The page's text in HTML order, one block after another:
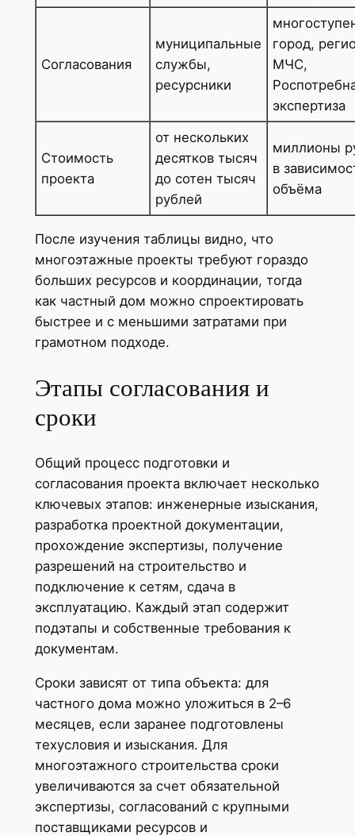
Согласования
муниципальные
службы,
ресурсники
город,
МЧС,
экспертиза
Стоимость
проекта
от нескольких
десятков тысяч
до сотен тысяч
рублей
миллионы
в
объёма
После изучения таблицы видно, что
многоэтажные проекты требуют гораздо
больших ресурсов и координации, тогда
как частный дом можно спроектировать
быстрее и с меньшими затратами при
грамотном подходе.
Этапы согласования и
сроки
Общий процесс подготовки и
согласования проекта включает несколько
ключевых этапов: инженерные изыскания,
разработка проектной документации,
прохождение экспертизы, получение
разрешений на строительство и
подключение к сетям, сдача в
эксплуатацию. Каждый этап содержит
подэтапы и собственные требования к
документам.
Сроки зависят от типа объекта: для
частного дома можно уложиться в 2–6
месяцев, если заранее подготовлены
техусловия и изыскания. Для
многоэтажного строительства сроки
увеличиваются за счет обязательной
экспертизы, согласований с крупными
поставщиками ресурсов и